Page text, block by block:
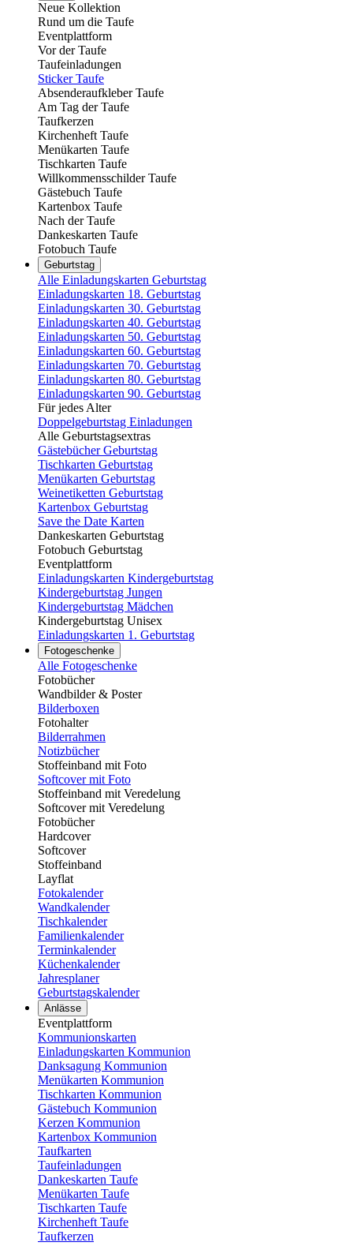
Neue Kollektion
Rund um die Taufe
Eventplattform
Vor der Taufe
Taufeinladungen
Sticker Taufe
Absenderaufkleber Taufe
Am Tag der Taufe
Taufkerzen
Kirchenheft Taufe
Menükarten Taufe
Tischkarten Taufe
Willkommensschilder Taufe
Gästebuch Taufe
Kartenbox Taufe
Nach der Taufe
Dankeskarten Taufe
Fotobuch Taufe
Geburtstag
Alle Einladungskarten Geburtstag
Einladungskarten 18. Geburtstag
Einladungskarten 30. Geburtstag
Einladungskarten 40. Geburtstag
Einladungskarten 50. Geburtstag
Einladungskarten 60. Geburtstag
Einladungskarten 70. Geburtstag
Einladungskarten 80. Geburtstag
Einladungskarten 90. Geburtstag
Für jedes Alter
Doppelgeburtstag Einladungen
Alle Geburtstagsextras
Gästebücher Geburtstag
Tischkarten Geburtstag
Menükarten Geburtstag
Weinetiketten Geburtstag
Kartenbox Geburtstag
Save the Date Karten
Dankeskarten Geburtstag
Fotobuch Geburtstag
Eventplattform
Einladungskarten Kindergeburtstag
Kindergeburtstag Jungen
Kindergeburtstag Mädchen
Kindergeburtstag Unisex
Einladungskarten 1. Geburtstag
Fotogeschenke
Alle Fotogeschenke
Fotobücher
Wandbilder & Poster
Bilderboxen
Fotohalter
Bilderrahmen
Notizbücher
Stoffeinband mit Foto
Softcover mit Foto
Stoffeinband mit Veredelung
Softcover mit Veredelung
Fotobücher
Hardcover
Softcover
Stoffeinband
Layflat
Fotokalender
Wandkalender
Tischkalender
Familienkalender
Terminkalender
Küchenkalender
Jahresplaner
Geburtstagskalender
Anlässe
Eventplattform
Kommunionskarten
Einladungskarten Kommunion
Danksagung Kommunion
Menükarten Kommunion
Tischkarten Kommunion
Gästebuch Kommunion
Kerzen Kommunion
Kartenbox Kommunion
Taufkarten
Taufeinladungen
Dankeskarten Taufe
Menükarten Taufe
Tischkarten Taufe
Kirchenheft Taufe
Taufkerzen